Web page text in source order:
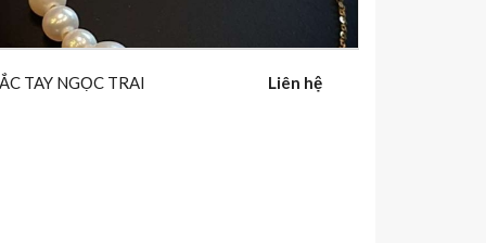
TAY NGỌC TRAI Liên hệ